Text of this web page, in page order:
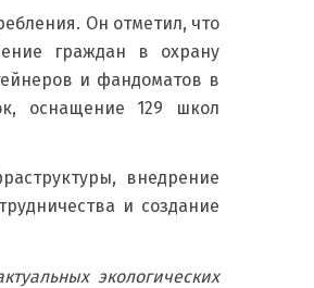
Он отметил, что
граждан в охрану
и фандоматов в
оснащение 129 школ
внедрение
и создание
экологических